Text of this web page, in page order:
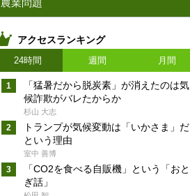
農業問題
アクセスランキング
24時間 週間 月間
「猛暑だから脱炭素」が消えたのは気
候詐欺がバレたからか
杉山 大志
トランプが気候変動は「いかさま」だ
という理由
室中 善博
「CO2を食べる自販機」という「おと
ぎ話」